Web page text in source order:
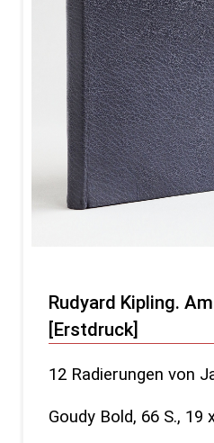
Rudyard Kipling.
[Erstdruck]
12 Radierungen von
Goudy Bold, 66 S., 19